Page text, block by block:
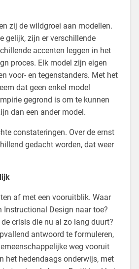
zij de wildgroei aan modellen.
gelijk, zijn er verschillende
accenten leggen in het
proces. Elk model zijn eigen
voor- en tegenstanders. Met het
dat geen enkel model
gegrond is om te kunnen
dan een ander model.
constateringen. Over de ernst
gedacht worden, dat weer
af met een vooruitblik. Waar
Instructional Design naar toe?
crisis die nu al zo lang duurt?
antwoord te formuleren,
weg vooruit
het hedendaags onderwijs, met